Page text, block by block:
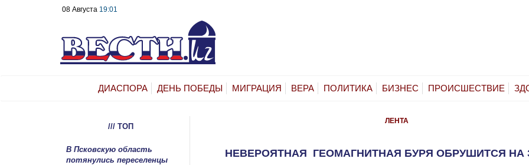
08 Августа 19:01
ДИАСПОРА ДЕНЬ ПОБЕДЫ МИГРАЦИЯ ВЕРА ПОЛИТИКА БИЗНЕС ПРОИСШЕСТВИЕ
ЛЕНТА
НЕВЕРОЯТНАЯ ГЕОМАГНИТНАЯ БУРЯ ОБРУШИТСЯ
/// ТОП
В Псковскую область
потянулись переселенцы